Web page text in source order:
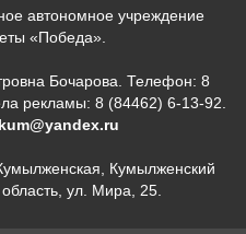
автономное учреждение
«Победа».
Бочарова. Телефон: 8
рекламы: 8 (84462) 6-13-92.
Кумылженский
ул. Мира, 25.